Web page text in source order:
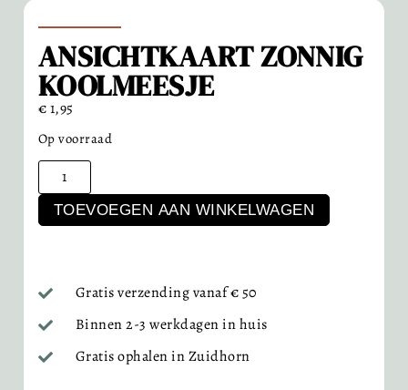
ANSICHTKAART ZONNIG
KOOLMEESJE
€1,95
Op voorraad
TOEVOEGEN AAN WINKELWAGEN
Gratis verzending vanaf € 50
Binnen 2-3 werkdagen in huis
Gratis ophalen in Zuidhorn